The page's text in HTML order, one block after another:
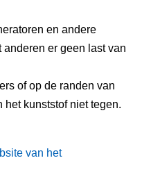
en andere
er geen last van
of op de randen van
kunststof niet tegen.
van het